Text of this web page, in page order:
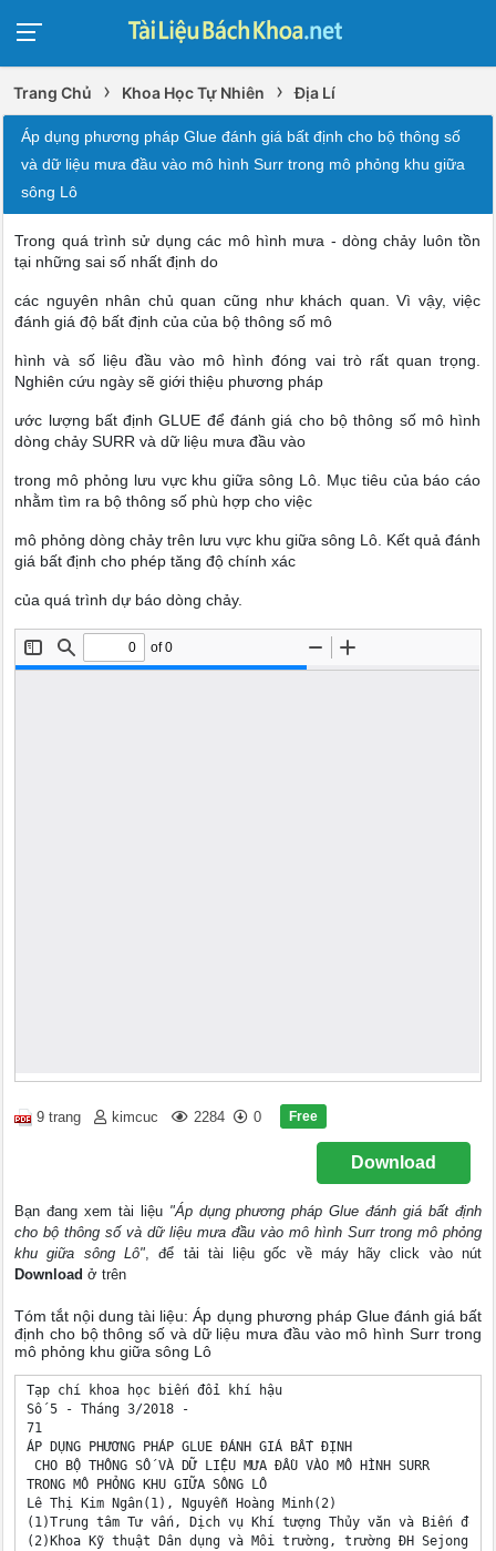
Trang Chủ › Khoa Học Tự Nhiên › Địa Lí
Áp dụng phương pháp Glue đánh giá bất định cho bộ thông số
và dữ liệu mưa đầu vào mô hình Surr trong mô phỏng khu giữa
sông Lô
Trong quá trình sử dụng các mô hình mưa - dòng chảy luôn tồn
tại những sai số nhất định do
các nguyên nhân chủ quan cũng như khách quan. Vì vậy, việc
đánh giá độ bất định của của bộ thông số mô
hình và số liệu đầu vào mô hình đóng vai trò rất quan trọng.
Nghiên cứu ngày sẽ giới thiệu phương pháp
ước lượng bất định GLUE để đánh giá cho bộ thông số mô hình
dòng chảy SURR và dữ liệu mưa đầu vào
trong mô phỏng lưu vực khu giữa sông Lô. Mục tiêu của báo cáo
nhằm tìm ra bộ thông số phù hợp cho việc
mô phỏng dòng chảy trên lưu vực khu giữa sông Lô. Kết quả đánh
giá bất định cho phép tăng độ chính xác
của quá trình dự báo dòng chảy.
9 trang kimcuc 2284 0 Free
Download
Bạn đang xem tài liệu "Áp dụng phương pháp Glue đánh giá bất định
cho bộ thông số và dữ liệu mưa đầu vào mô hình Surr trong mô phỏng
khu giữa sông Lô", để tải tài liệu gốc về máy hãy click vào nút
Download ở trên
Tóm tắt nội dung tài liệu: Áp dụng phương pháp Glue đánh giá bất
định cho bộ thông số và dữ liệu mưa đầu vào mô hình Surr trong
mô phỏng khu giữa sông Lô
Tạp chí khoa học biến đổi khí hậu
Số 5 - Tháng 3/2018 -
71
ÁP DỤNG PHƯƠNG PHÁP GLUE ĐÁNH GIÁ BẤT ĐỊNH
CHO BỘ THÔNG SỐ VÀ DỮ LIỆU MƯA ĐẦU VÀO MÔ HÌNH SURR
TRONG MÔ PHỎNG KHU GIỮA SÔNG LÔ
Lê Thị Kim Ngân(1), Nguyễn Hoàng Minh(2)
(1)Trung tâm Tư vấn, Dịch vụ Khí tượng Thủy văn và Biến đổi
(2)Khoa Kỹ thuật Dân dụng và Môi trường, trường ĐH Sejong,